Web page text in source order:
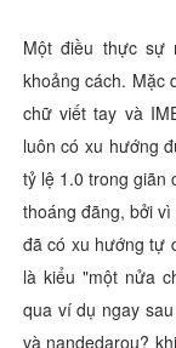
Một điều thực sự
khoảng cách. Mặc
chữ viết tay và
luôn có xu hướng
tỷ lệ 1.0 trong giãn
thoáng đãng, bởi
đã có xu hướng tự
là kiểu "một nửa
qua ví dụ ngay
và nandedarou?